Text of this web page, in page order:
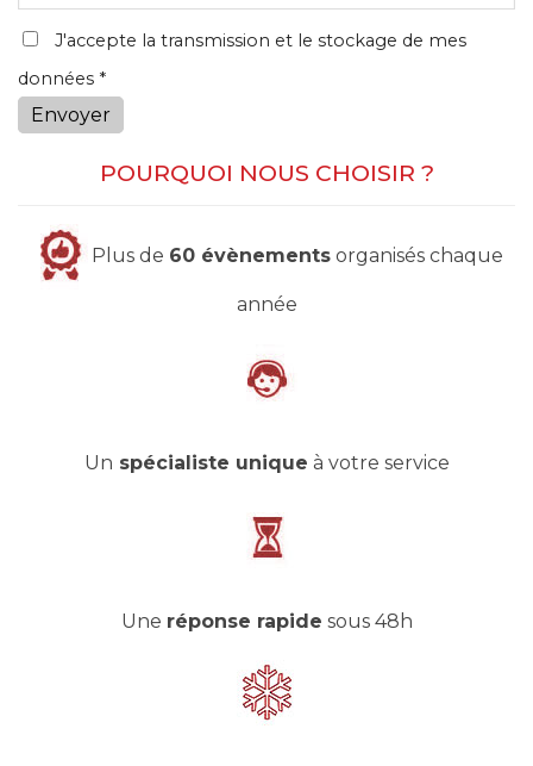
J'accepte la transmission et le stockage de mes
données *
Envoyer
POURQUOI NOUS CHOISIR ?
Plus de 60 évènementsorganisés chaque
année
Un spécialiste unique à votre service
Une réponse rapide sous 48h